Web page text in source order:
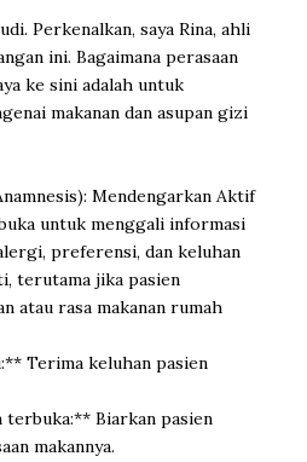
Perkenalkan, saya Rina, ahli
ini. Bagaimana perasaan
ke sini adalah untuk
makanan dan asupan gizi
Mendengarkan Aktif
untuk menggali informasi
preferensi, dan keluhan
terutama jika pasien
atau rasa makanan rumah
Terima keluhan pasien
terbuka:** Biarkan pasien
makannya.